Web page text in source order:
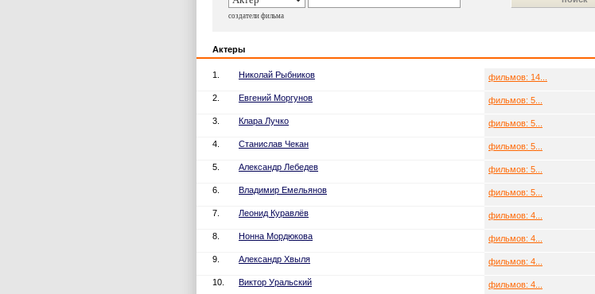
создатели фильма
Актеры
1. Николай Рыбников фильмов: 14...
2. Евгений Моргунов фильмов: 5...
3. Клара Лучко фильмов: 5...
4. Станислав Чекан фильмов: 5...
5. Александр Лебедев фильмов: 5...
6. Владимир Емельянов фильмов: 5...
7. Леонид Куравлёв фильмов: 4...
8. Нонна Мордюкова фильмов: 4...
9. Александр Хвыля фильмов: 4...
10. Виктор Уральский фильмов: 4...